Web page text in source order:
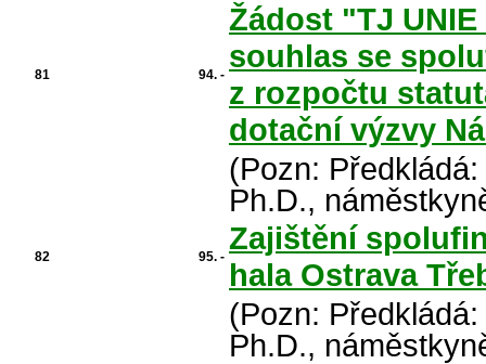
81 94. -
Žádost "TJ
souhlas se
z rozpočtu
dotační výzvy
(Pozn:
Ph.D.,
82 95. -
Zajištění
hala Ostrava
(Pozn:
Ph.D.,